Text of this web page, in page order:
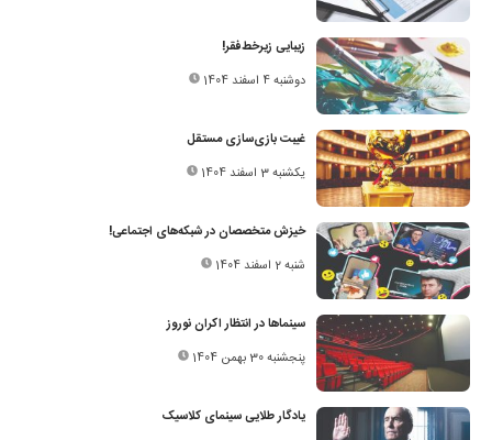
زیبایی زیرخط‌فقر!
دوشنبه 4 اسفند 1404
غیبت بازی‌سازی مستقل
یکشنبه 3 اسفند 1404
خیزش متخصصان در شبکه‌های اجتماعی!
شنبه 2 اسفند 1404
سینماها در انتظار اکران نوروز
پنجشنبه 30 بهمن 1404
یادگار طلایی سینمای کلاسیک